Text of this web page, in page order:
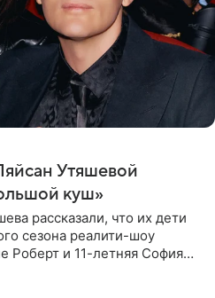
Утяшевой
куш»
рассказали, что их дети
сезона реалити-шоу
Роберт и 11-летняя София